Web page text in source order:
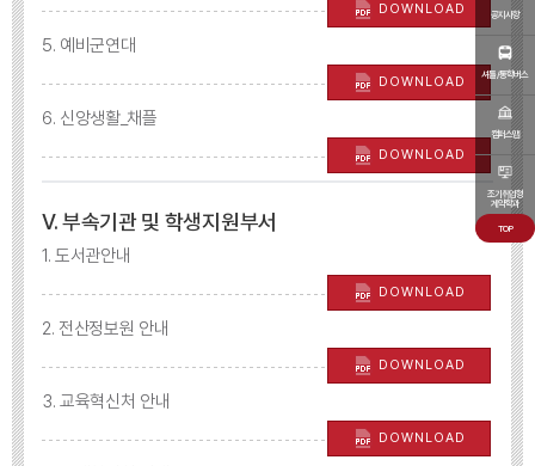
공지사항
셔틀/통학버스
캠퍼스맵
조기취업형
계약학과
TOP
DOWNLOAD
5. 예비군연대
DOWNLOAD
6. 신앙생활_채플
DOWNLOAD
Ⅴ. 부속기관 및 학생지원부서
1. 도서관안내
DOWNLOAD
2. 전산정보원 안내
DOWNLOAD
3. 교육혁신처 안내
DOWNLOAD